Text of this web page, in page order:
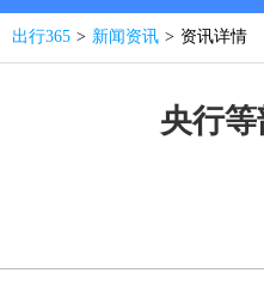
出行365 > 新闻资讯 > 资讯详情
央行